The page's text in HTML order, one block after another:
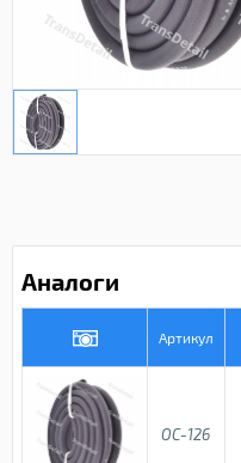
Аналоги
Артикул
OC-126